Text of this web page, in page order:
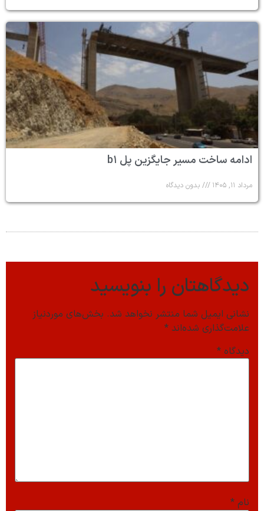
ادامه ساخت مسیر جایگزین پل b۱
مرداد ۱۱, ۱۴۰۵ بدون دیدگاه
دیدگاهتان را بنویسید
نشانی ایمیل شما منتشر نخواهد شد. بخش‌های موردنیاز
علامت‌گذاری شده‌اند *
دیدگاه *
نام *